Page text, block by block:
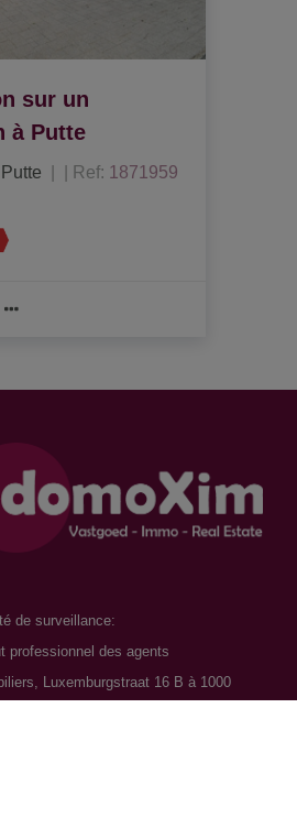
sur un
à Putte
Ref: 1871959
de surveillance:
professionnel des agents
Luxemburgstraat 16 B à 1000